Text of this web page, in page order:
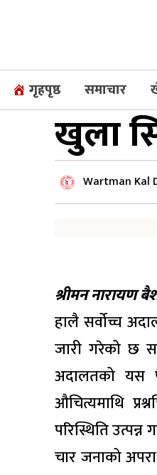
गृहपृष्ठ समाचार
खुला
Wartman Kal
श्रीमन नारायण
हालै सर्वोच्च
जारी गरेको छ
अदालतको यस
औचित्यमाथि
परिस्थिति
चार जनाको